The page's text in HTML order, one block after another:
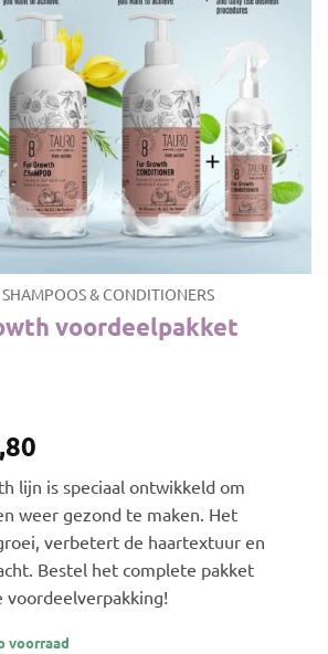
SHAMPOOS & CONDITIONERS
voordeelpakket
prijs
is:
€ 74,80.
lijn is speciaal ontwikkeld om
weer gezond te maken. Het
verbetert de haartextuur en
Bestel het complete pakket
voorraad